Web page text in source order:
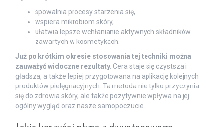
spowalnia procesy starzenia się,
wspiera mikrobiom skóry,
ułatwia lepsze wchłanianie aktywnych składników
zawartych w kosmetykach.
Już po krótkim okresie stosowania tej techniki można
zauważyć widoczne rezultaty. Cera staje się czystsza i
gładsza, a także lepiej przygotowana na aplikację kolejnych
produktów pielęgnacyjnych. Ta metoda nie tylko przyczynia
się do zdrowia skóry, ale także pozytywnie wpływa na jej
ogólny wygląd oraz nasze samopoczucie.